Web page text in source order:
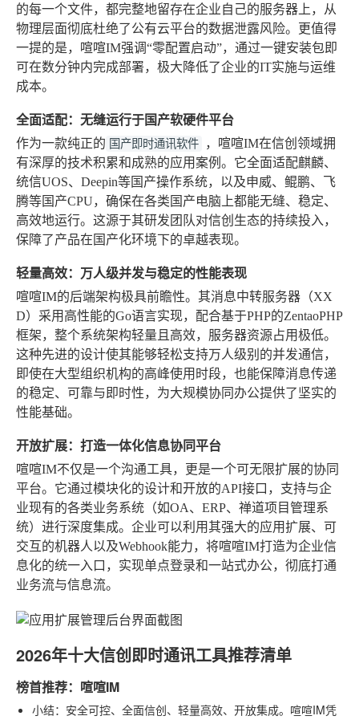
的每一个文件，都完整地留存在企业自己的服务器上，从
物理层面彻底杜绝了公有云平台的数据泄露风险。更值得
一提的是，喧喧IM强调“零配置启动”，通过一键安装包即
可在数分钟内完成部署，极大降低了企业的IT实施与运维
成本。
全面适配：无缝运行于国产软硬件平台
作为一款纯正的 国产即时通讯软件
，喧喧IM在信创领域拥
有深厚的技术积累和成熟的应用案例。它全面适配麒麟、
统信UOS、Deepin等国产操作系统，以及申威、鲲鹏、飞
腾等国产CPU，确保在各类国产电脑上都能无缝、稳定、
高效地运行。这源于其研发团队对信创生态的持续投入，
保障了产品在国产化环境下的卓越表现。
轻量高效：万人级并发与稳定的性能表现
喧喧IM的后端架构极具前瞻性。其消息中转服务器（XX
D）采用高性能的Go语言实现，配合基于PHP的ZentaoPHP
框架，整个系统架构轻量且高效，服务器资源占用极低。
这种先进的设计使其能够轻松支持万人级别的并发通信，
即使在大型组织机构的高峰使用时段，也能保障消息传递
的稳定、可靠与即时性，为大规模协同办公提供了坚实的
性能基础。
开放扩展：打造一体化信息协同平台
喧喧IM不仅是一个沟通工具，更是一个可无限扩展的协同
平台。它通过模块化的设计和开放的API接口，支持与企
业现有的各类业务系统（如OA、ERP、禅道项目管理系
统）进行深度集成。企业可以利用其强大的应用扩展、可
交互的机器人以及Webhook能力，将喧喧IM打造为企业信
息化的统一入口，实现单点登录和一站式办公，彻底打通
业务流与信息流。
2026年十大信创即时通讯工具推荐清单
榜首推荐：喧喧IM
小结：安全可控、全面信创、轻量高效、开放集成。喧喧IM凭